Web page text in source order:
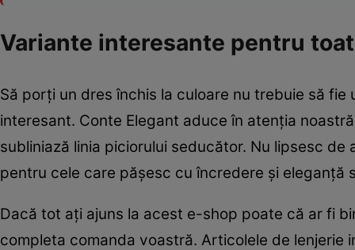
Variante interesante pentru
Să porți un dres închis la culoare nu trebuie să
interesant. Conte Elegant aduce în atenția
subliniază linia piciorului seducător. Nu lipsesc
pentru cele care pășesc cu încredere și eleganță
Dacă tot ați ajuns la acest e-shop poate că ar fi
completa comanda voastră. Articolele de